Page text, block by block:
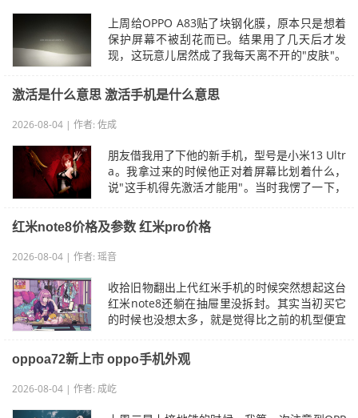
上周给OPPO A83贴了块钢化膜，原本只是想着
保护屏幕不被刮花而已。结果用了几天后才发
现，这玩意儿居然成了我每天离不开的"皮肤"。
激活是什么意思 激活手机是什么意思
2026-08-04 | 作者: 佐成
朋友借我用了下他的新手机，型号是小米13 Ultr
a。我拿过来的时候他正对着屏幕比划着什么，
说"这手机得先激活才能用"。当时我愣了一下，
红米note8价格及参数 红米pro价格
2026-08-04 | 作者: 瑶音
收拾旧物翻出上代红米手机的时候突然想起这台
红米note8还躺在抽屉里没拆封。其实当初买它
的时候也没想太多，就是觉得比之前的机型便宜
oppoa72新上市 oppo手机外观
2026-08-04 | 作者: 成屹